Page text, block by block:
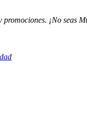
promociones. ¡No seas